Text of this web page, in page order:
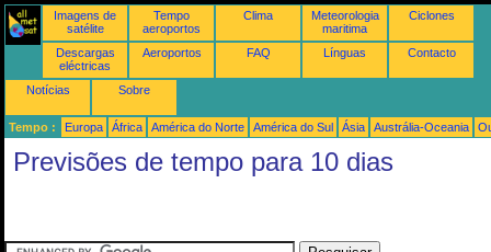
Imagens de
satélite
Tempo
aeroportos
Clima
Meteorologia
maritima
Ciclones
Descargas
eléctricas
Aeroportos FAQ Línguas Contacto
Notícias Sobre
Tempo : Europa África América do Norte América do Sul Ásia Austrália-Oceania
Previsões de tempo para 10 dias